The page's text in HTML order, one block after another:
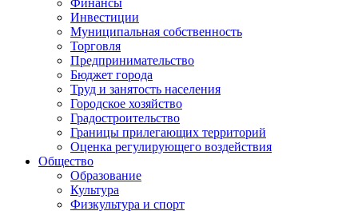
Финансы
Инвестиции
Муниципальная собственность
Торговля
Предпринимательство
Бюджет города
Труд и занятость населения
Городское хозяйство
Градостроительство
Границы прилегающих территорий
Оценка регулирующего воздействия
Общество
Образование
Культура
Физкультура и спорт